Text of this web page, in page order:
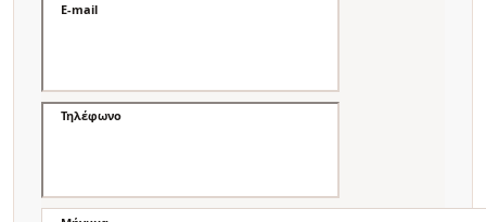
E-mail
Τηλέφωνο